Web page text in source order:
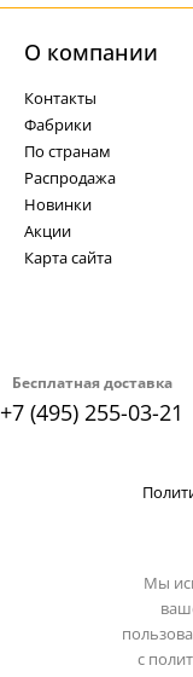
Бесплатная доставка
+7 (495) 255-03-21
О компании
Контакты
Фабрики
По странам
Распродажа
Новинки
Акции
Карта сайта
Мы
с